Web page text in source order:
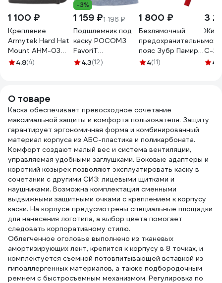
1 100 ₽
Крепление
Armytek Hard Hat
Mount AHM-03
A04801
4.8(4)
-3%
1 159 ₽1 196 ₽
Подшлемник под
каску РОСОМЗ
FavoriT
CRYSTALINE
4.3(12)
1 800 ₽
Безлямочный
предохранительный
пояс Зубр Памир,
ленточный строп,
4(11)
3
С-22
4.5
О товаре
Каска обеспечивает превосходное сочетание
максимальной защиты и комфорта пользователя. Защиту
гарантирует эргономичная форма и комбинированный
материал корпуса из АБС-пластика и поликарбоната.
Комфорт создают малый вес и система вентиляции,
управляемая удобными заглушками. Боковые адаптеры и
короткий козырек позволяют эксплуатировать каску в
сочетании с другими СИЗ: лицевыми щитками и
наушниками. Возможна комплектация сменными
выдвижными защитными очками с креплением к корпусу
каски. На корпусе предусмотрены специальные площадки
для нанесения логотипа, а выбор цвета помогает
следовать корпоративному стилю.
Облегченное оголовье выполнено из тканевых
амортизирующих лент, крепится к корпусу в 8 точках, и
комплектуется съемной потовпитывающей вставкой из
гипоаллергенных материалов, а также подбородочным
ремнем с быстросъемным механизмом. Регулировка по